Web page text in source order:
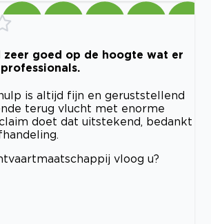
zeer goed op de hoogte wat er
is altijd fijn en geruststellend
terug vlucht met enorme
doet dat uitstekend, bedankt
vloog u?